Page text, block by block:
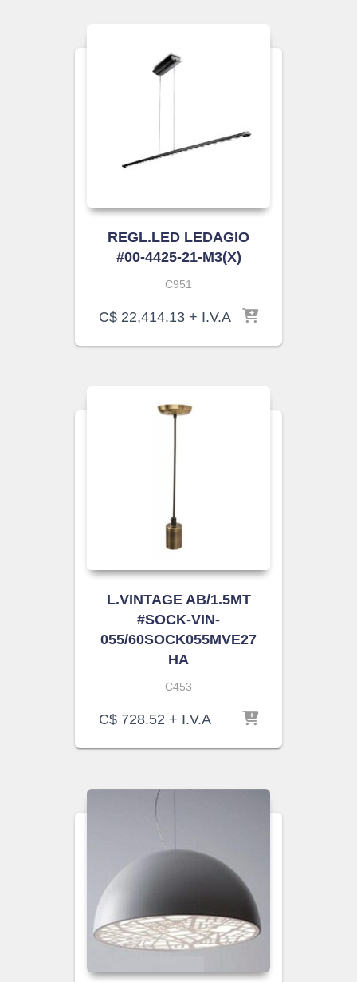
REGL.LED LEDAGIO
#00-4425-21-M3(X)
C951
C$ 22,414.13 + I.V.A
L.VINTAGE AB/1.5MT
#SOCK-VIN-
055/60SOCK055MVE27
HA
C453
C$ 728.52 + I.V.A